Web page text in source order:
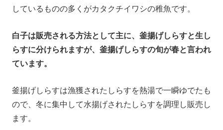
しているものの多くがカタクチイワシの稚魚です。
白子は販売される方法として主に、釜揚げしらすと生し
らすに分けられますが、釜揚げしらすの旬が春と言われ
ています。
釜揚げしらすは漁獲されたしらすを熱湯で一瞬ゆでたも
ので、冬に集中して水揚げされたしらすを調理し販売し
ます。